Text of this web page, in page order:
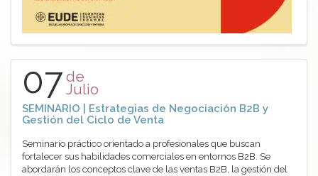
07de
Julio
SEMINARIO | Estrategias de Negociación B2B y
Gestión del Ciclo de Venta
Seminario práctico orientado a profesionales que buscan
fortalecer sus habilidades comerciales en entornos B2B. Se
abordarán los conceptos clave de las ventas B2B, la gestión del